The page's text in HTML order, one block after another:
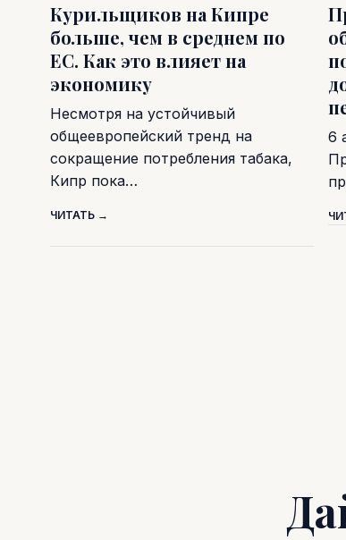
Курильщиков на Кипре
больше, чем в среднем по
ЕС. Как это влияет на
экономику
Несмотря на устойчивый
общеевропейский тренд на
сокращение потребления табака,
Кипр пока…
ЧИТАТЬ →
6